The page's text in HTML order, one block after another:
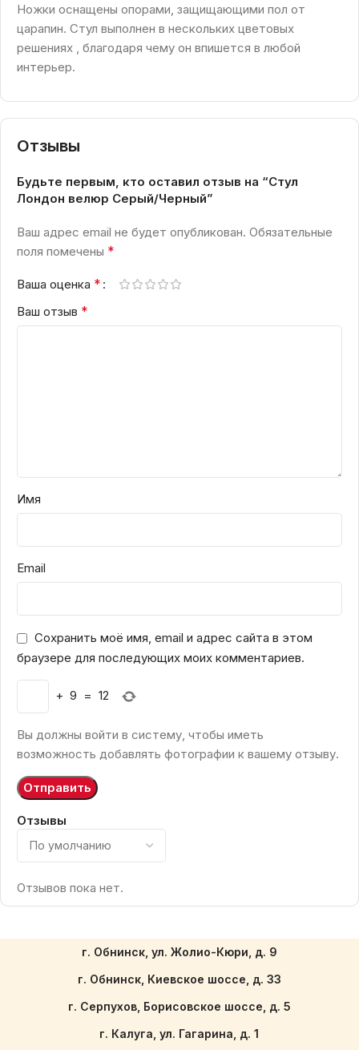
Ножки оснащены опорами, защищающими пол от
царапин. Стул выполнен в нескольких цветовых
решениях , благодаря чему он впишется в любой
интерьер.
Отзывы
Отзывы
Отзывов пока нет.
Будьте первым, кто оставил отзыв на “Стул
Лондон велюр Серый/Черный”
Ваш адрес email не будет опубликован. Обязательные
поля помечены *
Ваша оценка *
Ваш отзыв *
Имя
Email
Сохранить моё имя, email и адрес сайта в этом
браузере для последующих моих комментариев.
+ 9 = 12
Вы должны войти в систему, чтобы иметь
возможность добавлять фотографии к вашему отзыву.
г. Обнинск, ул. Жолио-Кюри, д. 9
г. Обнинск, Киевское шоссе, д. 33
г. Серпухов, Борисовское шоссе, д. 5
г. Калуга, ул. Гагарина, д. 1